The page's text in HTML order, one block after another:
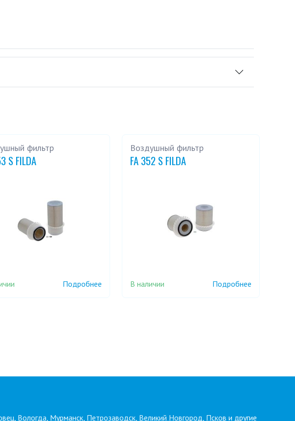
фильтр
S FILDA
Подробнее
Воздушный фильтр
FA 352 S FILDA
В наличии Подробнее
, Вологда, Мурманск, Петрозаводск, Великий Новгород, Псков и другие